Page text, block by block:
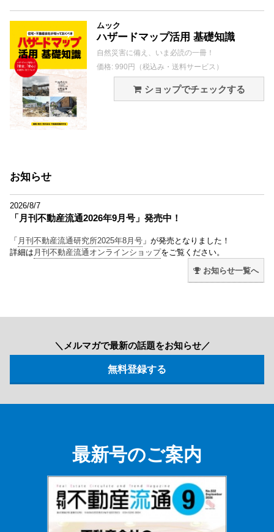
ムック
ハザードマップ活用 基礎知識
自然災害に備え、いま必読の一冊！
価格: 990円（税込み・送料サービス）
ショップでチェックする
お知らせ
2026/8/7
「月刊不動産流通2026年9月号」発売中！
「 月刊不動産流通研究所2025年8月号 」が発売となりました！
詳細は 月刊不動産流通オンラインショップをご覧ください。
お知らせ一覧へ
＼メルマガで最新の話題をお知らせ／
最新号のご案内